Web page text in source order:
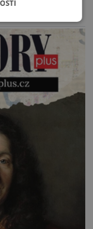
zemědělského
že v ohrožení
[…]